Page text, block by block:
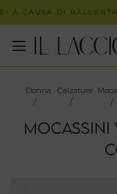
A CAUSA DI
Donna
/
Calzature
/
/
MOCASSINI